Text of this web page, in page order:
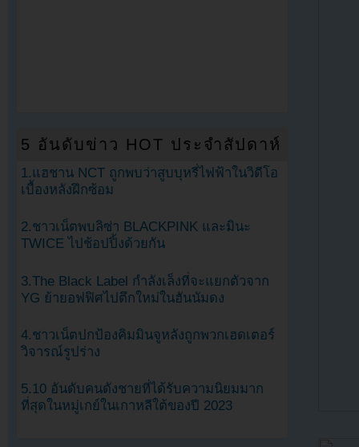
5 อันดับข่าว HOT ประจำสัปดาห์
1.แฮชาน NCT ถูกพบว่าสูบบุหรี่ไฟฟ้าในวิดีโอ
เบื้องหลังฝึกซ้อม
2.ชาวเน็ตพบลิซ่า BLACKPINK และมินะ
TWICE ไปช้อปปิ้งด้วยกัน
3.The Black Label กำลังเล็งที่จะแยกตัวจาก
YG ย้ายอฟฟิศไปตึกใหม่ในฮันนัมดง
4.ชาวเน็ตปกป้องคิมมินจูหลังถูกพวกเฮดเตอร์
วิจารณ์รูปร่าง
5.10 อันดับคนดังชายที่ได้รับความนิยมมาก
ที่สุดในหมู่เกย์ในเกาหลีใต้ของปี 2023